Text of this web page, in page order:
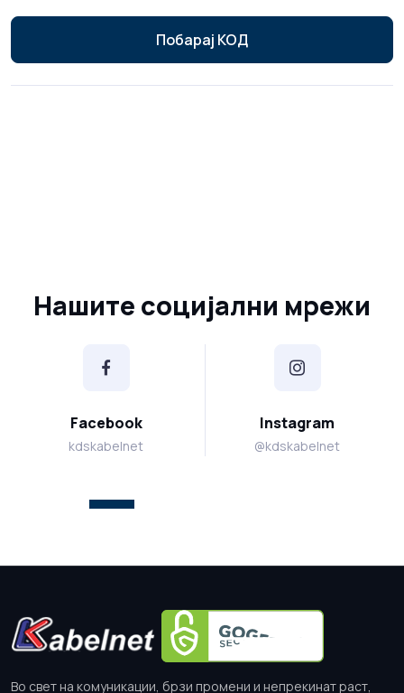
Побарај КОД
Нашите социјални мрежи
Facebook
kdskabelnet
Instagram
@kdskabelnet
Во свет на комуникации, брзи промени и непрекинат раст,